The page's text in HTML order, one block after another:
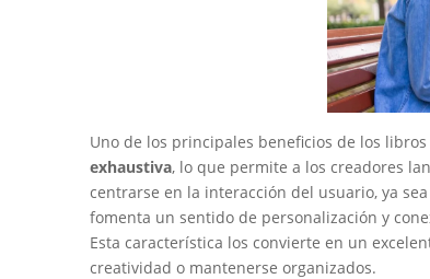
Uno de los principales beneficios de los
exhaustiva, lo que permite a los creadores
centrarse en la interacción del usuario, ya
fomenta un sentido de personalización y
Esta característica los convierte en un
creatividad o mantenerse organizados.